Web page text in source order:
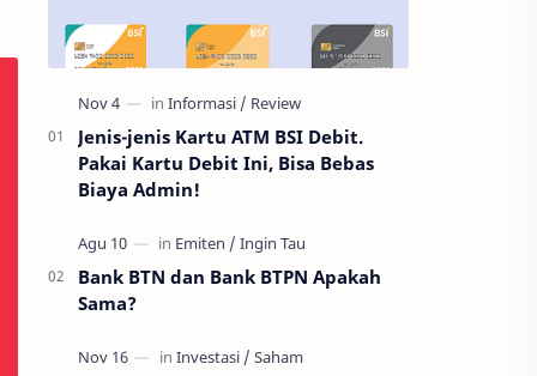
Jenis-jenis Kartu ATM BSI Debit.
Pakai Kartu Debit Ini, Bisa Bebas
Biaya Admin!
Bank BTN dan Bank BTPN Apakah
Sama?